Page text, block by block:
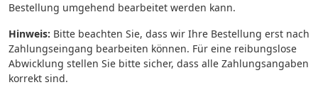
Bestellung umgehend bearbeitet werden kann.
Hinweis: Bitte beachten Sie, dass wir Ihre Bestellung erst nach
Zahlungseingang bearbeiten können. Für eine reibungslose
Abwicklung stellen Sie bitte sicher, dass alle Zahlungsangaben
korrekt sind.